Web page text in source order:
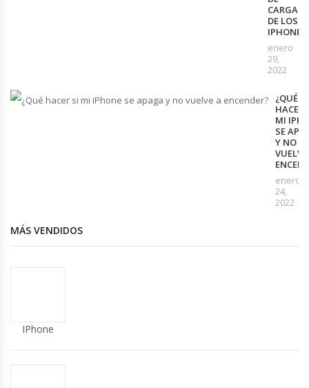
CARGA
DE LOS
IPHONE
enero
29,
2022
¿QUÉ
HACER
MI
SE
Y NO
enero
24,
2022
MÁS VENDIDOS
IPhone